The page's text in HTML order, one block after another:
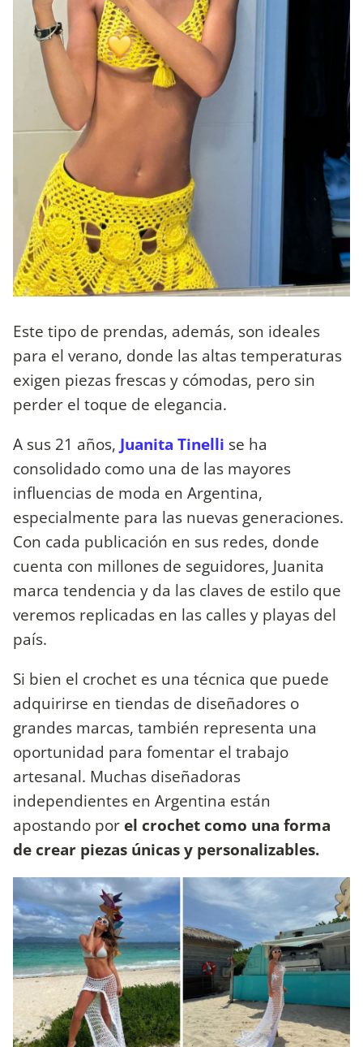
Este tipo de prendas, además, son ideales
para el verano, donde las altas temperaturas
exigen piezas frescas y cómodas, pero sin
perder el toque de elegancia.
A sus 21 años, Juanita Tinelli se ha
consolidado como una de las mayores
influencias de moda en Argentina,
especialmente para las nuevas generaciones.
Con cada publicación en sus redes, donde
cuenta con millones de seguidores, Juanita
marca tendencia y da las claves de estilo que
veremos replicadas en las calles y playas del
país.
Si bien el crochet es una técnica que puede
adquirirse en tiendas de diseñadores o
grandes marcas, también representa una
oportunidad para fomentar el trabajo
artesanal. Muchas diseñadoras
independientes en Argentina están
apostando por el crochet como una forma
de crear piezas únicas y personalizables.